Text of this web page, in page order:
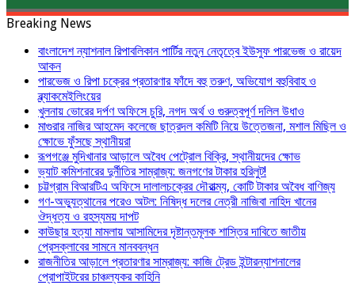
Breaking News
বাংলাদেশ ন্যাশনাল রিপাবলিকান পার্টির নতুন নেতৃত্বে ইউসুফ পারভেজ ও রায়েদ
আকন
পারভেজ ও রিপা চক্রের প্রতারণার ফাঁদে বহু তরুণ, অভিযোগ বহুবিবাহ ও
ব্ল্যাকমেইলিংয়ের
খুলনায় ভোরের দর্পণ অফিসে চুরি, নগদ অর্থ ও গুরুত্বপূর্ণ দলিল উধাও
মাগুরার নাজির আহমেদ কলেজে ছাত্রদল কমিটি নিয়ে উত্তেজনা, মশাল মিছিল ও
ক্ষোভে ফুঁসছে স্থানীয়রা
রূপগঞ্জে মুদিখানার আড়ালে অবৈধ পেট্রোল বিক্রি, স্থানীয়দের ক্ষোভ
ভ্যাট কমিশনারের দুর্নীতির সাম্রাজ্য: জনগণের টাকার হরিলুট!
চট্টগ্রাম বিআরটিএ অফিসে দালালচক্রের দৌরাত্ম্য, কোটি টাকার অবৈধ বাণিজ্য
গণ-অভ্যুত্থানের পরেও অটল: নিষিদ্ধ দলের নেত্রী নাজিবা নাহিদ খানের
ঔদ্ধত্য ও রহস্যময় দাপট
কাউছার হত্যা মামলায় আসামিদের দৃষ্টান্তমূলক শাস্তির দাবিতে জাতীয়
প্রেসক্লাবের সামনে মানববন্ধন
রাজনীতির আড়ালে প্রতারণার সাম্রাজ্য: কাজি ট্রেড ইন্টারন্যাশনালের
প্রোপাইটরের চাঞ্চল্যকর কাহিনি